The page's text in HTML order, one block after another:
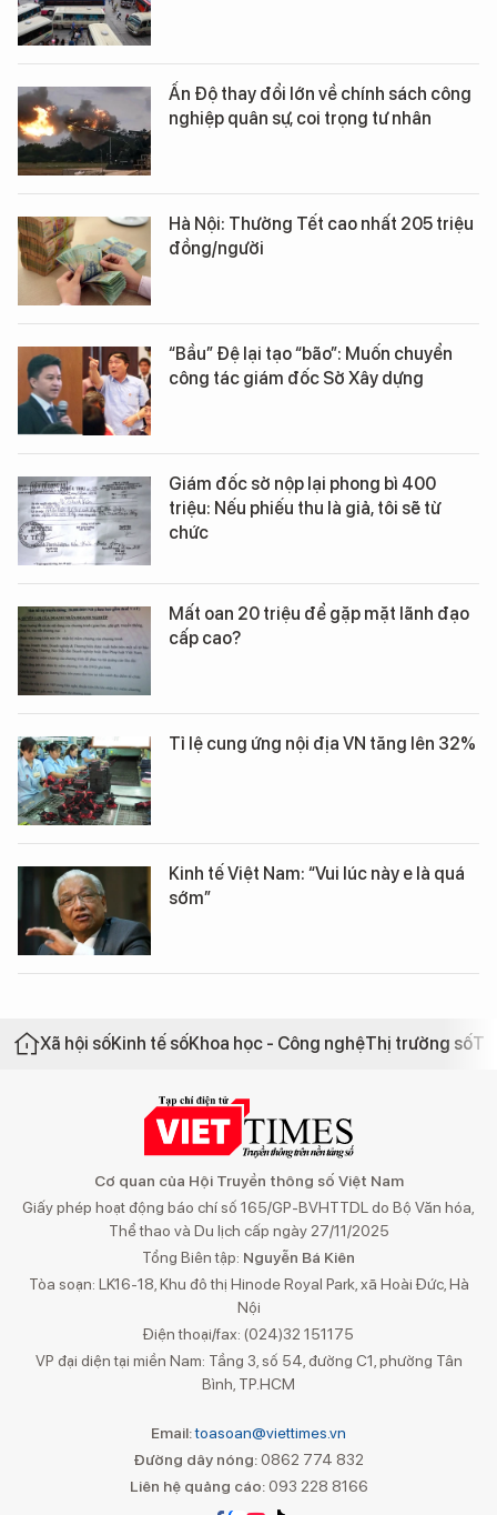
Ấn Độ thay đổi lớn về chính sách công
nghiệp quân sự, coi trọng tư nhân
Hà Nội: Thưởng Tết cao nhất 205 triệu
đồng/người
“Bầu” Đệ lại tạo “bão”: Muốn chuyển
công tác giám đốc Sở Xây dựng
Giám đốc sở nộp lại phong bì 400
triệu: Nếu phiếu thu là giả, tôi sẽ từ
chức
Mất oan 20 triệu để gặp mặt lãnh đạo
cấp cao?
Tỉ lệ cung ứng nội địa VN tăng lên 32%
Kinh tế Việt Nam: “Vui lúc này e là quá
sớm”
Xã hội sốKinh tế sốKhoa học - Công nghệThị trường số
Cơ quan của Hội Truyền thông số Việt Nam
Giấy phép hoạt động báo chí số 165/GP-BVHTTDL do Bộ Văn hóa,
Thể thao và Du lịch cấp ngày 27/11/2025
Tổng Biên tập: Nguyễn Bá Kiên
Tòa soạn: LK16-18, Khu đô thị Hinode Royal Park, xã Hoài Đức, Hà
Nội
Điện thoại/fax: (024)32 151175
VP đại diện tại miền Nam: Tầng 3, số 54, đường C1, phường Tân
Bình, TP.HCM
Email:toasoan@viettimes.vn
Đường dây nóng: 0862 774 832
Liên hệ quảng cáo:093 228 8166